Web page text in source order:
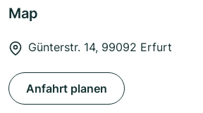
Map
Günterstr. 14, 99092 Erfurt
Anfahrt planen